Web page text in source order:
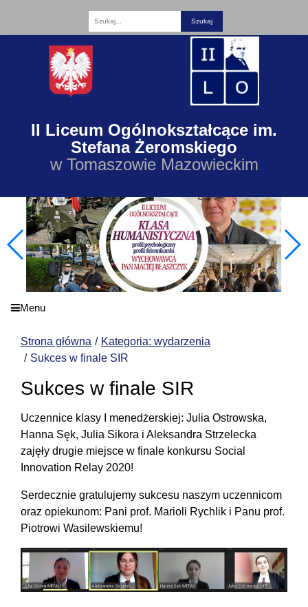
II Liceum Ogólnokształcące im.
Stefana Żeromskiego
w Tomaszowie Mazowieckim
Menu
Strona główna
Kategoria: wydarzenia
Sukces w finale SIR
Sukces w finale SIR
Uczennice klasy I menedżerskiej: Julia Ostrowska,
Hanna Sęk, Julia Sikora i Aleksandra Strzelecka
zajęły drugie miejsce w finale konkursu Social
Innovation Relay 2020!
Serdecznie gratulujemy sukcesu naszym uczennicom
oraz opiekunom: Pani prof. Marioli Rychlik i Panu prof.
Piotrowi Wasilewskiemu!